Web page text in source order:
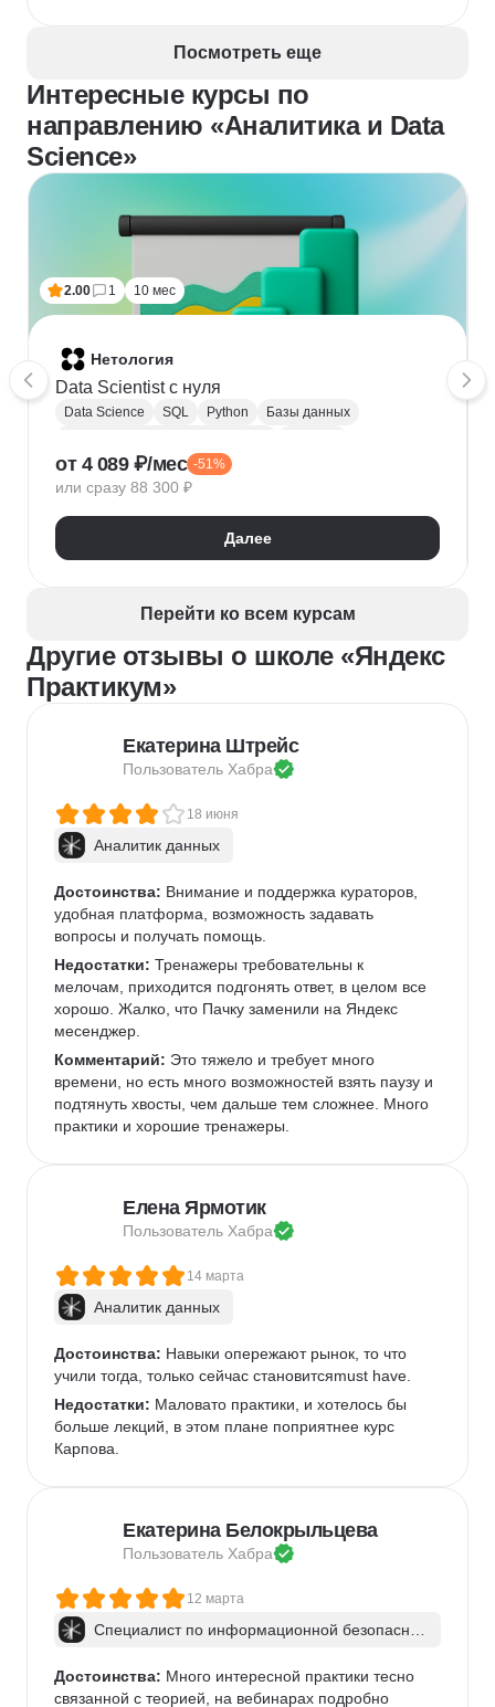
структурирует знания и предоставляет
профессию нужны самостоятельные усилия.
Посмотреть еще
Интересные курсы по
направлению «Аналитика и Data
Science»
2.00 1 10 мес
Нетология
Data Scientist с нуля
Data Science SQL Python
Базы данных
Keras
Машинное обучение
Искусственный интеллект
Математика для Data Science
Статистика
Pandas
от 4 089 ₽/мес -51%
или сразу 88 300 ₽
Далее
Перейти ко всем курсам
Другие отзывы о школе «Яндекс
Практикум»
Екатерина Штрейс
Пользователь Хабра
18 июня
Аналитик данных
Достоинства: Внимание и поддержка кураторов,
удобная платформа, возможность задавать
вопросы и получать помощь.
Недостатки: Тренажеры требовательны к
мелочам, приходится подгонять ответ, в целом все
хорошо. Жалко, что Пачку заменили на Яндекс
месенджер.
Комментарий: Это тяжело и требует много
времени, но есть много возможностей взять паузу и
подтянуть хвосты, чем дальше тем сложнее. Много
практики и хорошие тренажеры.
Елена Ярмотик
Пользователь Хабра
14 марта
Аналитик данных
Достоинства: Навыки опережают рынок, то что
учили тогда, только сейчас становитсяmust have.
Недостатки: Маловато практики, и хотелось бы
больше лекций, в этом плане поприятнее курс
Карпова.
Екатерина Белокрыльцева
Пользователь Хабра
12 марта
Специалист по информационной безопаснос
Достоинства: Много интересной практики тесно
связанной с теорией, на вебинарах подробно